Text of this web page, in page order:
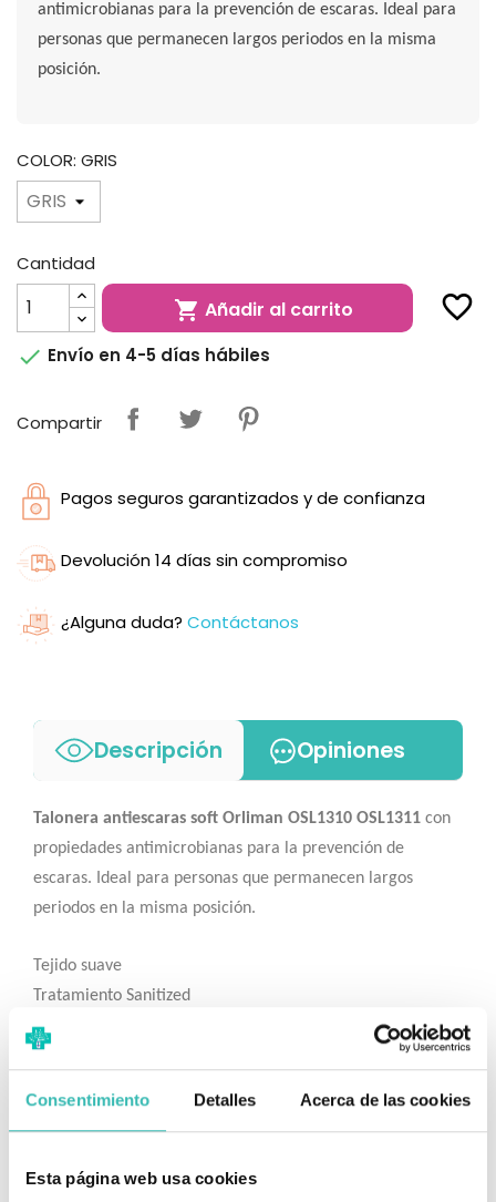
Consentimiento Detalles Acerca de las cookies
Esta página web usa cookies
antimicrobianas para la prevención de escaras. Ideal para
personas que permanecen largos periodos en la misma
posición.
COLOR: GRIS
Cantidad
 Añadir al carrito favorite_border
 Envío en 4-5 días hábiles
Compartir
Pagos seguros garantizados y de confianza
Devolución 14 días sin compromiso
¿Alguna duda? Contáctanos
Descripción Opiniones
Talonera antiescaras soft Orliman OSL1310 OSL1311 con
propiedades antimicrobianas para la prevención de
escaras. Ideal para personas que permanecen largos
periodos en la misma posición.
Tejido suave
Tratamiento Sanitized
No absorbe la humedad
costuras planas para evitar roces.
venoclisis.